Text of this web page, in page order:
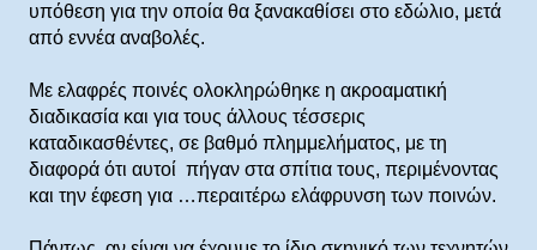
υπόθεση για την οποία θα ξανακαθίσει στο εδώλιο, μετά
από εννέα αναβολές.
Με ελαφρές ποινές ολοκληρώθηκε η ακροαματική
διαδικασία και για τους άλλους τέσσερις
καταδικασθέντες, σε βαθμό πλημμελήματος, με τη
διαφορά ότι αυτοί πήγαν στα σπίτια τους, περιμένοντας
και την έφεση για …περαιτέρω ελάφρυνση των ποινών.